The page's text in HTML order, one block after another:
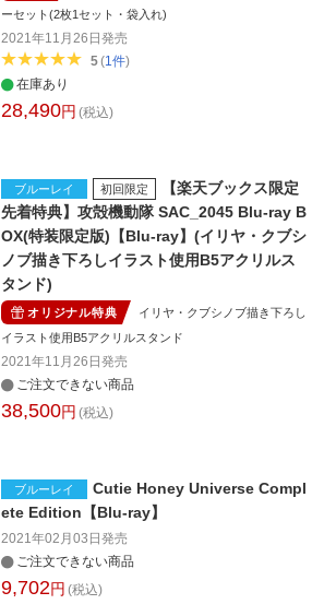
ーセット(2枚1セット・袋入れ)
2021年11月26日発売
5(1 件)
在庫あり
28,490円 (税込)
ブルーレイ 初回限定
【楽天ブックス限定
先着特典】攻殻機動隊 SAC_2045 Blu-ray B
OX(特装限定版)【Blu-ray】(イリヤ・クブシ
ノブ描き下ろしイラスト使用B5アクリルス
タンド)
オリジナル特典
イリヤ・クブシノブ描き下ろし
イラスト使用B5アクリルスタンド
2021年11月26日発売
ご注文できない商品
38,500円 (税込)
ブルーレイ
Cutie Honey Universe Compl
ete Edition【Blu-ray】
2021年02月03日発売
ご注文できない商品
9,702円 (税込)